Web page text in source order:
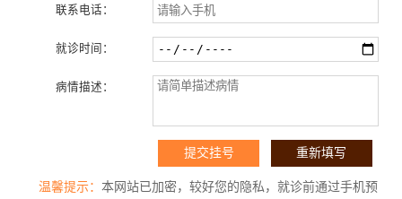
联系电话：
就诊时间：
病情描述：
温馨提示：本网站已加密，较好您的隐私，就诊前通过手机预